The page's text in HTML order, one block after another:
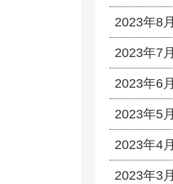
2023年8月
2023年7月
2023年6月
2023年5月
2023年4月
2023年3月